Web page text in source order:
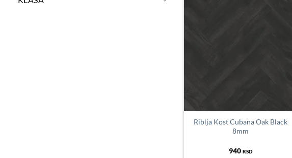
Riblja Kost Cubana Oak Black
8mm
940 RSD